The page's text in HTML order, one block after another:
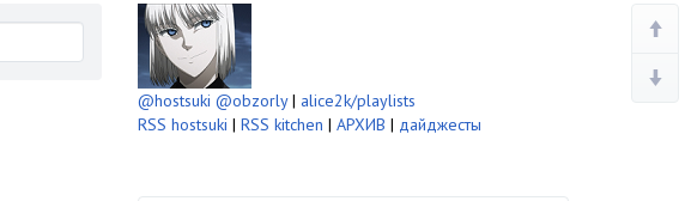
@hostsuki @obzorly| alice2k/playlists
RSS hostsuki | RSS kitchen | АРХИВ | дайджесты